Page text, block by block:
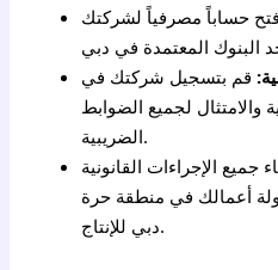
حساباً مصرفياً لشركتك
قم بتسجيل شركتك في
والامتثال لجميع الضوابط
الضريبية.
جميع الإجراءات القانونية
أعمالك في منطقة حرة
دبي للإنتاج.